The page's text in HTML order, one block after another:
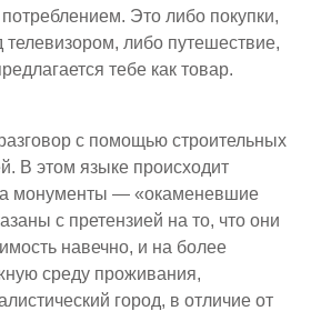
Это либо покупки,
либо путешествие,
тебе как товар.
с помощью строительных
В этом языке происходит
монументы — «окаменевшие
с претензией на то, что они
навечно, и на более
среду проживания,
город, в отличие от